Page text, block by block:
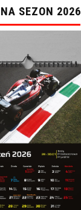
SEZON 2026